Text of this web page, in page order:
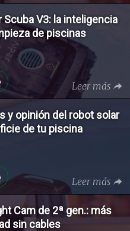
V3: la inteligencia
de piscinas
Leer más
y opinión del robot solar
de tu piscina
Leer más
Cam de 2ª gen.: más
sin cables